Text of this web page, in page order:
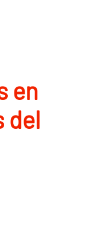
en
del